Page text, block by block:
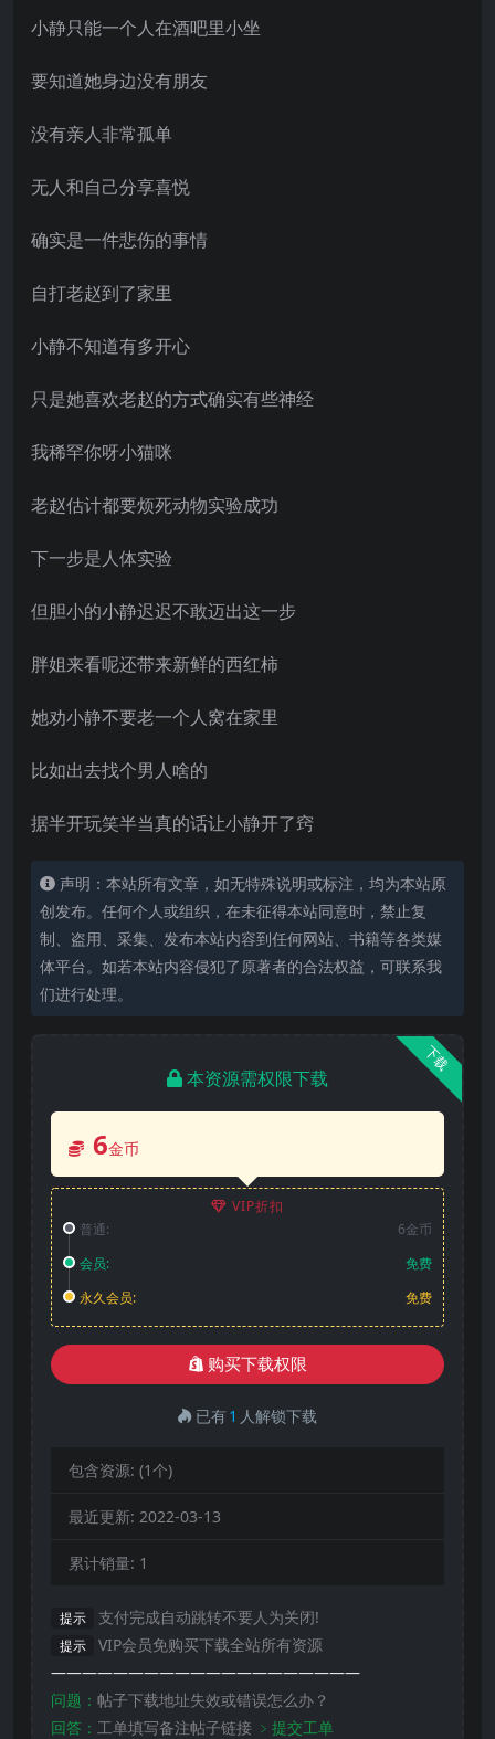
小静只能一个人在酒吧里小坐
要知道她身边没有朋友
没有亲人非常孤单
无人和自己分享喜悦
确实是一件悲伤的事情
自打老赵到了家里
小静不知道有多开心
只是她喜欢老赵的方式确实有些神经
我稀罕你呀小猫咪
老赵估计都要烦死动物实验成功
下一步是人体实验
但胆小的小静迟迟不敢迈出这一步
胖姐来看呢还带来新鲜的西红柿
她劝小静不要老一个人窝在家里
比如出去找个男人啥的
据半开玩笑半当真的话让小静开了窍
声明：本站所有文章，如无特殊说明或标注，均为本站原
创发布。任何个人或组织，在未征得本站同意时，禁止复
制、盗用、采集、发布本站内容到任何网站、书籍等各类媒
体平台。如若本站内容侵犯了原著者的合法权益，可联系我
们进行处理。
下载
本资源需权限下载
6金币
VIP折扣
普通:
6金币
会员:
免费
永久会员:
免费
购买下载权限
已有1 人解锁下载
包含资源: (1个)
最近更新: 2022-03-13
累计销量: 1
提示 支付完成自动跳转不要人为关闭!
提示
VIP会员免购买下载全站所有资源
————————————————————
问题： 帖子下载地址失效或错误怎么办？
回答： 工单填写备注帖子链接 ﹥提交工单